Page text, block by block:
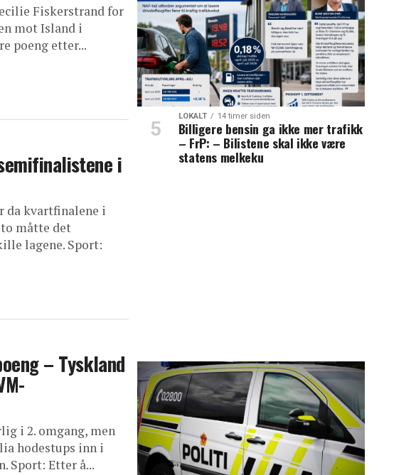
Fiskerstrand for
mot Island i
poeng etter...
i
da kvartfinalene i
måtte det
lagene. Sport:
– Tyskland
i 2. omgang, men
hodestups inn i
Sport: Etter å...
LOKALT 14 timer siden
Billigere bensin ga ikke mer trafikk
– FrP: – Bilistene skal ikke være
statens melkeku